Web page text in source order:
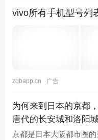
身份证件，可以单独
vivo所有手机型号列
zqbapp.cn 广告
为何来到日本的京都
唐代的长安城和洛阳
京都是日本大阪都市圈